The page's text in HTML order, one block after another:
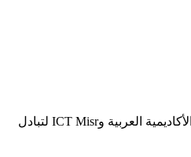
تعاون بين الأكاديمية العربية وICT Misr لتبادل